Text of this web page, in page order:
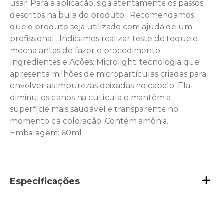
usar: Para a aplicação, siga atentamente os passos
descritos na bula do produto.  Recomendamos
que o produto seja utilizado com ajuda de um
profissional.  Indicamos realizar teste de toque e
mecha antes de fazer o procedimento.
Ingredientes e Ações: Microlight: tecnologia que
apresenta milhões de micropartículas criadas para
envolver as impurezas deixadas no cabelo. Ela
diminui os danos na cutícula e mantém a
superfície mais saudável e transparente no
momento da coloração. Contém amônia.
Embalagem: 60ml.
Especificações